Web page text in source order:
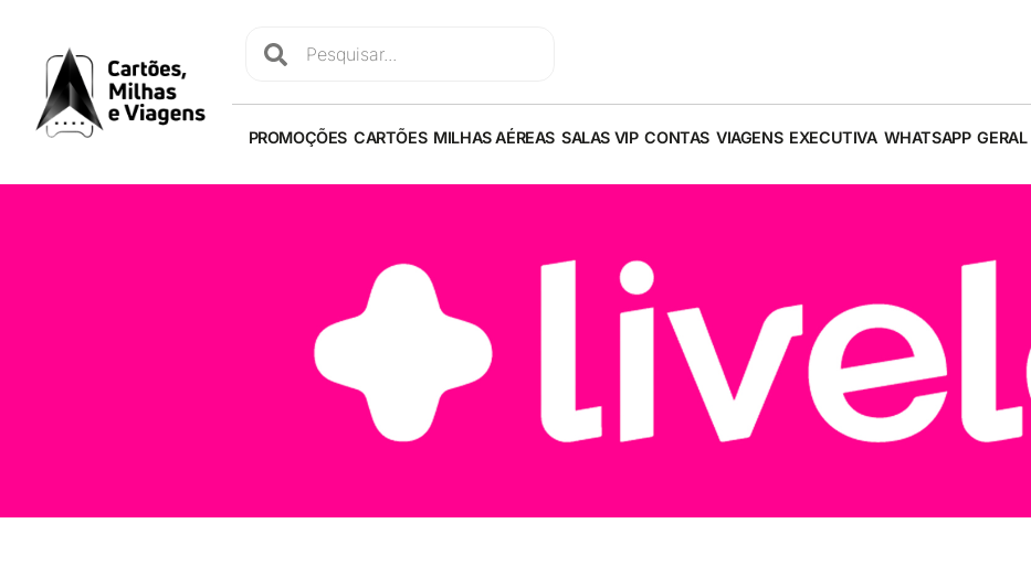
PROMOÇÕES CARTÕES MILHAS AÉREAS SALAS VIP CONTAS VIAGENS EXECUTIVA WHATSAPP GERAL